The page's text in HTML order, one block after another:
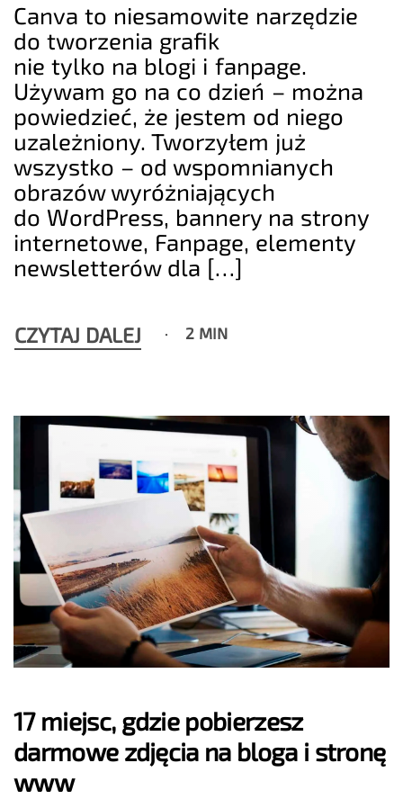
Canva to niesamowite narzędzie
do tworzenia grafik
nie tylko na blogi i fanpage.
Używam go na co dzień – można
powiedzieć, że jestem od niego
uzależniony. Tworzyłem już
wszystko – od wspomnianych
obrazów wyróżniających
do WordPress, bannery na strony
internetowe, Fanpage, elementy
newsletterów dla […]
CZYTAJ DALEJ 2 MIN
17 miejsc, gdzie pobierzesz
darmowe zdjęcia na bloga i stronę
www